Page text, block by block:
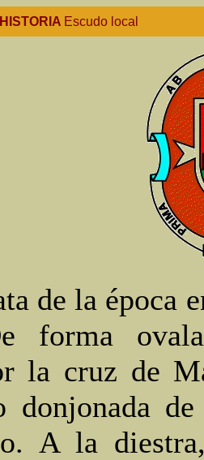
HISTORIA Escudo local
de la época
forma
la cruz de
donjonada
A la